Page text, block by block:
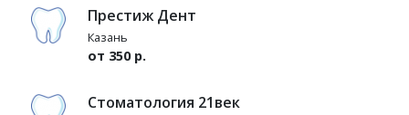
Престиж Дент
Казань
от 350 р.
Стоматология 21век